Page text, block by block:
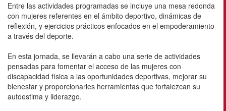
Entre las actividades programadas se incluye una mesa redonda
con mujeres referentes en el ámbito deportivo, dinámicas de
reflexión, y ejercicios prácticos enfocados en el empoderamiento
a través del deporte.
En esta jornada, se llevarán a cabo una serie de actividades
pensadas para fomentar el acceso de las mujeres con
discapacidad física a las oportunidades deportivas, mejorar su
bienestar y proporcionarles herramientas que fortalezcan su
autoestima y liderazgo.